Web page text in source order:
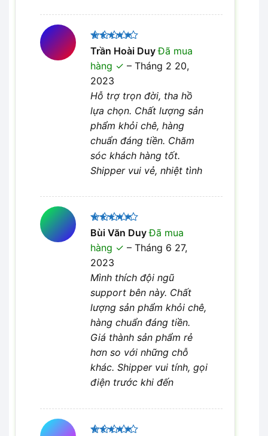
Được xếp
hạng 5 5
sao
Trần Hoài DuyĐã mua
hàng
– Tháng 2 20,
2023
Hỗ trợ trọn đời, tha hồ
lựa chọn. Chất lượng sản
phẩm khỏi chê, hàng
chuẩn đáng tiền. Chăm
sóc khách hàng tốt.
Shipper vui vẻ, nhiệt tình
Được xếp
5
sao
Bùi Văn DuyĐã mua
hàng
– Tháng 6 27,
2023
Mình thích đội ngũ
support bên này. Chất
lượng sản phẩm khỏi chê,
hàng chuẩn đáng tiền.
Giá thành sản phẩm rẻ
hơn so với những chỗ
khác. Shipper vui tính, gọi
điện trước khi đến